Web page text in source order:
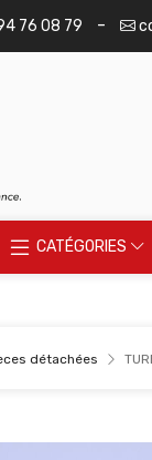
76 08 79 -
CATÉGORIES
détachées